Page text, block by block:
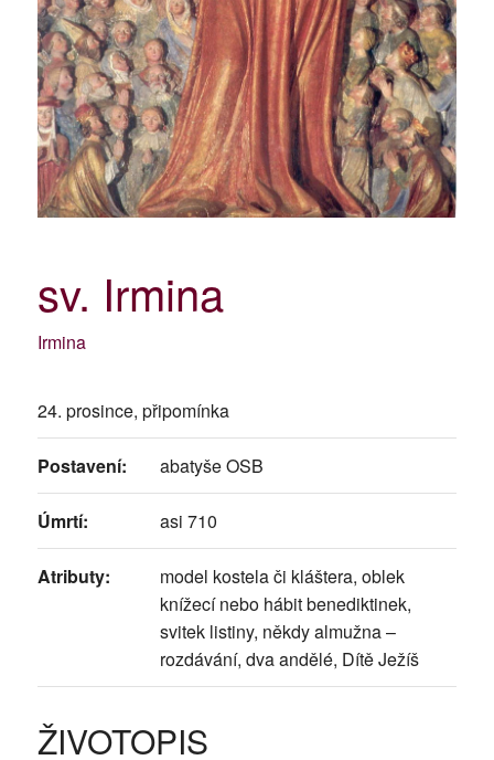
sv. Irmina
Irmina
24. prosince, připomínka
Postavení: abatyše OSB
Úmrtí: asi 710
Atributy:
model kostela či kláštera, oblek
knížecí nebo hábit benediktinek,
svitek listiny, někdy almužna –
rozdávání, dva andělé, Dítě Ježíš
ŽIVOTOPIS